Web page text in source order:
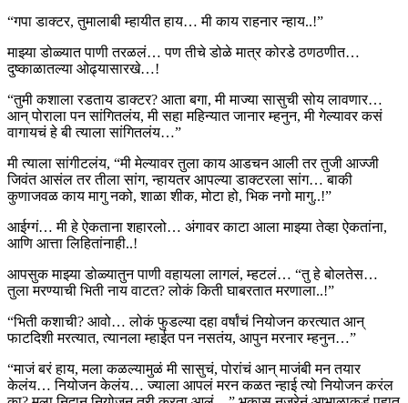
“गपा डाक्टर, तुमालाबी म्हायीत हाय… मी काय राहनार न्हाय..!”
माझ्या डोळ्यात पाणी तरळलं… पण तीचे डोळे मात्र कोरडे ठणठणीत…
दुष्काळातल्या ओढ्यासारखे…!
“तुमी कशाला रडताय डाक्टर? आता बगा, मी माज्या सासुची सोय लावणार…
आन् पोराला पन सांगितलंय, मी सहा महिन्यात जानार म्हनुन, मी गेल्यावर कसं
वागायचं हे बी त्याला सांगितलंय…”
मी त्याला सांगीटलंय, “मी मेल्यावर तुला काय आडचन आली तर तुजी आज्जी
जिवंत आसंल तर तीला सांग, न्हायतर आपल्या डाक्टरला सांग… बाकी
कुणाजवळ काय मागु नको, शाळा शीक, मोटा हो, भिक नगो मागु..!”
आईग्गं… मी हे ऐकताना शहारलो… अंगावर काटा आला माझ्या तेव्हा ऐकतांना,
आणि आत्ता लिहितांनाही..!
आपसुक माझ्या डोळ्यातुन पाणी वहायला लागलं, म्हटलं… “तु हे बोलतेस…
तुला मरण्याची भिती नाय वाटत? लोकं किती घाबरतात मरणाला..!”
“भिती कशाची? आवो… लोकं फुडल्या दहा वर्षांचं नियोजन करत्यात आन्
फाटदिशी मरत्यात, त्यानला म्हाईत पन नसतंय, आपुन मरनार म्हनुन…”
“माजं बरं हाय, मला कळल्यामुळं मी सासुचं, पोरांचं आन् माजंबी मन तयार
केलंय… नियोजन केलंय… ज्याला आपलं मरन कळत न्हाई त्यो नियोजन करंल